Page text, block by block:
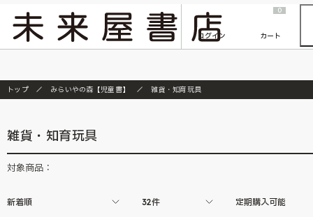
『ONE PIECE magazine 021 ONE PIECEカード付き同梱版』発売延期のご案内
ログイン
0
カート
トップ みらいやの森【児童書】 雑貨・知育玩具
雑貨・知育玩具
対象商品：
新着順 32件 定期購入可能